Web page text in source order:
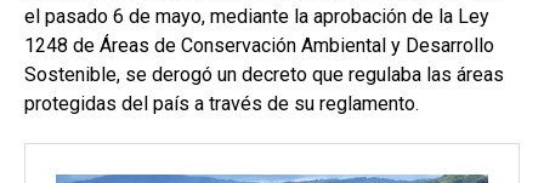
el pasado 6 de mayo, mediante la aprobación de la Ley
1248 de Áreas de Conservación Ambiental y Desarrollo
Sostenible, se derogó un decreto que regulaba las áreas
protegidas del país a través de su reglamento.